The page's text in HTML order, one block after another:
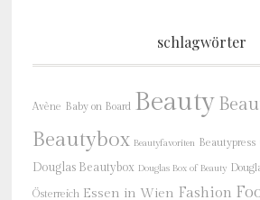
schlagwörter
Avène Baby on Board Beauty
Beautybox Beautyfavoriten Beautypress
Douglas Beautybox Douglas Box of Beauty
Österreich Essen in Wien Fashion